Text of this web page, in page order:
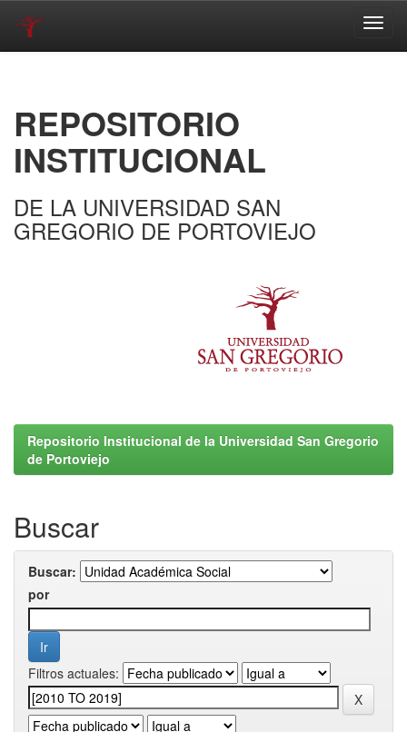
REPOSITORIO
INSTITUCIONAL
DE LA UNIVERSIDAD SAN
GREGORIO DE PORTOVIEJO
Repositorio Institucional de la Universidad San Gregorio
de Portoviejo
Buscar
Buscar:
por
Filtros actuales: